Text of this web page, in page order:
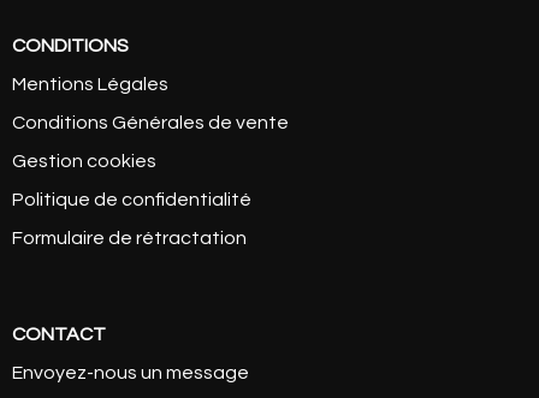
CONDITIONS
Mentions Légales
Conditions Générales de vente
Gestion cookies
Politique de confidentialité
Formulaire de rétractation
CONTACT
Envoyez-nous un message